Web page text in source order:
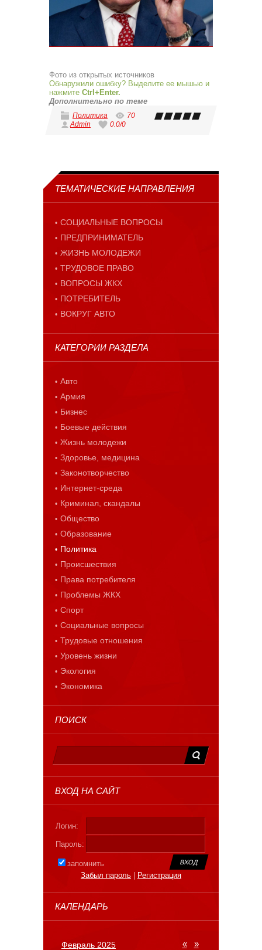
Фото из открытых источников
Обнаружили ошибку? Выделите ее мышью и
нажмите Ctrl+Enter.
Дополнительно по теме
Политика
70
Admin
0.0/0
ТЕМАТИЧЕСКИЕ НАПРАВЛЕНИЯ
СОЦИАЛЬНЫЕ ВОПРОСЫ
ПРЕДПРИНИМАТЕЛЬ
ЖИЗНЬ МОЛОДЕЖИ
ТРУДОВОЕ ПРАВО
ВОПРОСЫ ЖКХ
ПОТРЕБИТЕЛЬ
ВОКРУГ АВТО
КАТЕГОРИИ РАЗДЕЛА
Авто
Армия
Бизнес
Боевые действия
Жизнь молодежи
Здоровье, медицина
Законотворчество
Интернет-среда
Криминал, скандалы
Общество
Образование
Политика
Происшествия
Права потребителя
Проблемы ЖКХ
Спорт
Социальные вопросы
Трудовые отношения
Уровень жизни
Экология
Экономика
ПОИСК
ВХОД НА САЙТ
Логин:
Пароль:
запомнить
Забыл пароль
Регистрация
КАЛЕНДАРЬ
«
Февраль 2025 »